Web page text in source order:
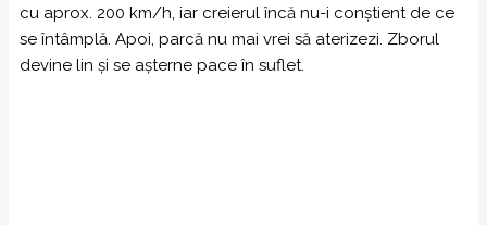
cu aprox. 200 km/h, iar creierul încă nu-i conștient de ce
se întâmplă. Apoi, parcă nu mai vrei să aterizezi. Zborul
devine lin și se așterne pace în suflet.